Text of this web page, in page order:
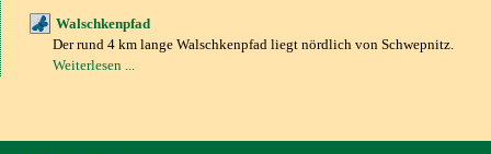
Walschkenpfad
Der rund 4 km lange Walschkenpfad liegt nördlich von Schwepnitz.
Weiterlesen ...